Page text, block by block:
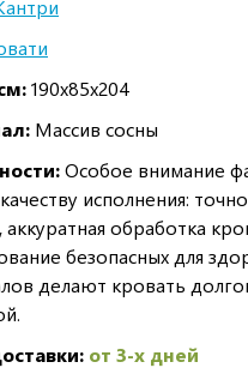
190x85x204
Массив сосны
Особое внимание
исполнения:
аккуратная обработка
безопасных для
делают кровать
от 3-х дней